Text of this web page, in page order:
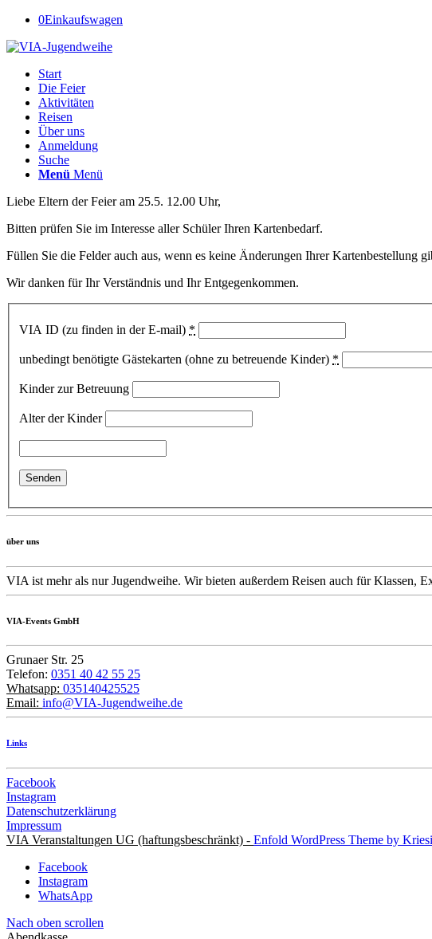
0Einkaufswagen
Start
Die Feier
Aktivitäten
Reisen
Über uns
Anmeldung
Suche
Menü Menü
Liebe Eltern der Feier am 25.5. 12.00 Uhr,
Bitten prüfen Sie im Interesse aller Schüler Ihren Kartenbedarf.
Füllen Sie die Felder auch aus, wenn es keine Änderungen Ihrer Kartenbestellung
Wir danken für Ihr Verständnis und Ihr Entgegenkommen.
VIA ID (zu finden in der E-mail) *
unbedingt benötigte Gästekarten (ohne zu betreuende Kinder) *
Kinder zur Betreuung
Alter der Kinder
über uns
VIA ist mehr als nur Jugendweihe. Wir bieten außerdem Reisen auch für Klassen,
VIA-Events GmbH
Grunaer Str. 25
Telefon: 0351 40 42 55 25
Whatsapp: 035140425525
Email: info@VIA-Jugendweihe.de
Links
Facebook
Instagram
Datenschutzerklärung
Impressum
VIA Veranstaltungen UG (haftungsbeschränkt) - Enfold WordPress Theme by Kriesi
Facebook
Instagram
WhatsApp
Nach oben scrollen